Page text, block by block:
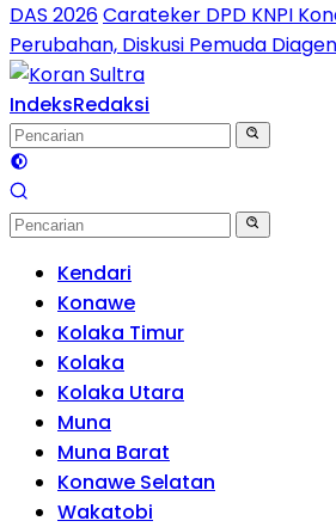
DAS 2026Carateker DPD KNPI
Perubahan, Diskusi Pemuda
IndeksRedaksi
Kendari
Konawe
Kolaka Timur
Kolaka
Kolaka Utara
Muna
Muna Barat
Konawe Selatan
Wakatobi